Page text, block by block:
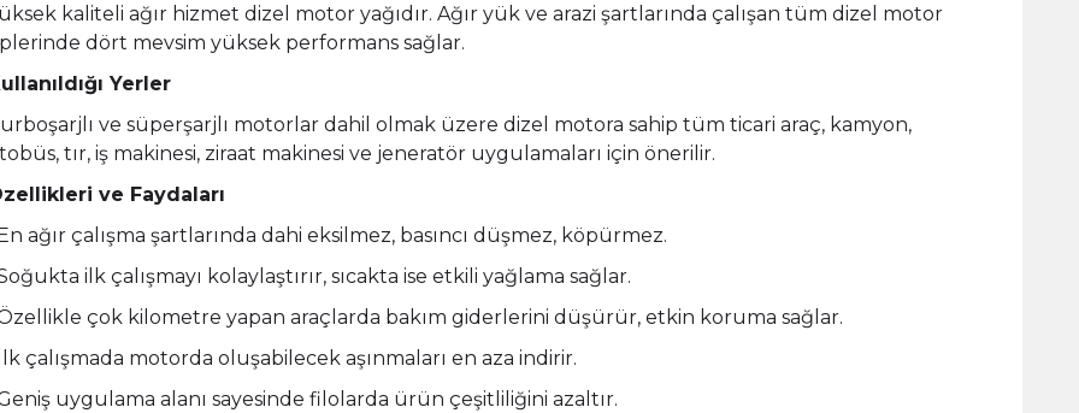
kaliteli ağır hizmet dizel motor yağıdır. Ağır yük ve arazi şartlarında çalışan tüm dizel motor
dört mevsim yüksek performans sağlar.
Yerler
ve süperşarjlı motorlar dahil olmak üzere dizel motora sahip tüm ticari araç, kamyon,
tır, iş makinesi, ziraat makinesi ve jeneratör uygulamaları için önerilir.
ve Faydaları
ağır çalışma şartlarında dahi eksilmez, basıncı düşmez, köpürmez.
ilk çalışmayı kolaylaştırır, sıcakta ise etkili yağlama sağlar.
Özellikle çok kilometre yapan araçlarda bakım giderlerini düşürür, etkin koruma sağlar.
İlk çalışmada motorda oluşabilecek aşınmaları en aza indirir.
Geniş uygulama alanı sayesinde filolarda ürün çeşitliliğini azaltır.